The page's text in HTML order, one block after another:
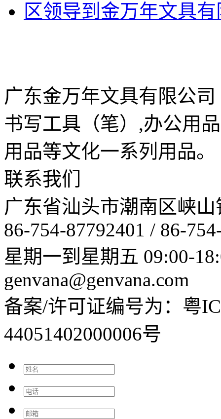
区领导到金万年文具
广东金万年文具有限公司
书写工具（笔）,办公用
用品等文化一系列用品。
联系我们
广东省汕头市潮南区峡
86-754-87792401 / 86-
星期一到星期五 09:00-
genvana@genvana.com
备案/许可证编号为：粤
44051402000006号